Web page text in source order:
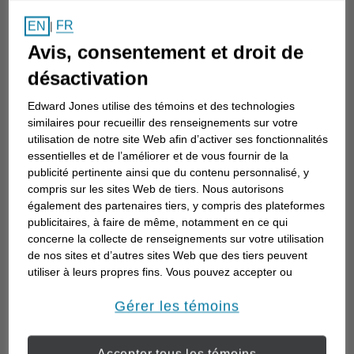
Comment choisir un
conseiller en investissement
Choisir un conseiller en investissement est
votre avenir. Voici comment commencer.
EN | FR
Avis, consentement et droit de
désactivation
Edward Jones utilise des témoins et des technologies
similaires pour recueillir des renseignements sur votre
utilisation de notre site Web afin d’activer ses fonctionnalités
essentielles et de l’améliorer et de vous fournir de la
publicité pertinente ainsi que du contenu personnalisé, y
compris sur les sites Web de tiers. Nous autorisons
également des partenaires tiers, y compris des plateformes
publicitaires, à faire de même, notamment en ce qui
concerne la collecte de renseignements sur votre utilisation
de nos sites et d’autres sites Web que des tiers peuvent
utiliser à leurs propres fins. Vous pouvez accepter ou
Pour en savoir plus sur la façon dont nous utilisons les
veuillez consulter notreDéclaration de confidentialité de
Gérer les témoins